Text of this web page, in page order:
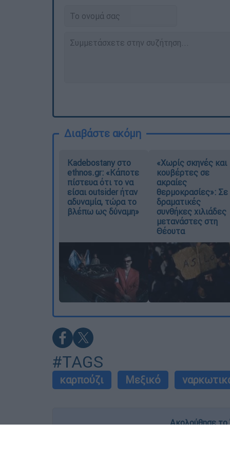
Διαβάστε ακόμη
Kadebostany στο
ethnos.gr: «Κάποτε
πίστευα ότι το να
είσαι outsider ήταν
αδυναμία, τώρα το
βλέπω ως δύναμη»
«Χωρίς σκηνές και
κουβέρτες σε
ακραίες
θερμοκρασίες»: Σε
δραματικές
συνθήκες χιλιάδες
μετανάστες στη
Θέουτα
#TAGS
καρπούζι Μεξικό
Ακολούθησε το